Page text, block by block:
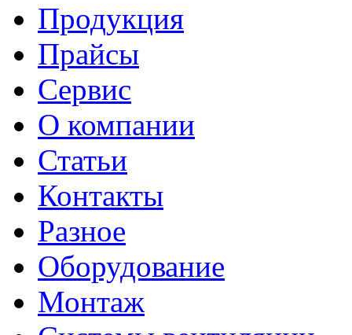
Продукция
Прайсы
Сервис
О компании
Статьи
Контакты
Разное
Оборудование
Монтаж